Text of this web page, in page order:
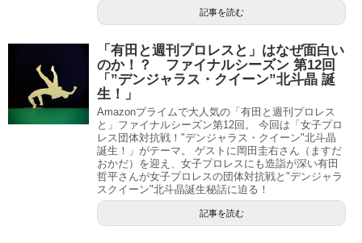
記事を読む
「有田と週刊プロレスと」はなぜ面白い
のか！？ ファイナルシーズン 第12回
「”デンジャラス・クイーン”北斗晶 誕
生！」
Amazonプライムで大人気の「有田と週刊プロレス
と」ファイナルシーズン第12回。 今回は「女子プロ
レス団体対抗戦！"デンジャラス・クイーン"北斗晶
誕生！」がテーマ。 ゲストに岡田圭右さん（ますだ
おかだ）を迎え、女子プロレスにも造詣が深い有田
哲平さんが女子プロレスの団体対抗戦と"デンジャラ
スクイーン"北斗晶誕生秘話に迫る！
記事を読む